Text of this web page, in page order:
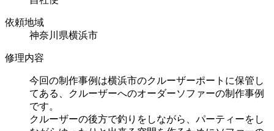
依頼地域
神奈川県横浜市
修理内容
今回の制作事例は横浜市のクルーザーポートに保管し
てある、クルーザーへのオーダーソファーの制作事例
です。
クルーザーの後方で釣りをしながら、パーティーをし